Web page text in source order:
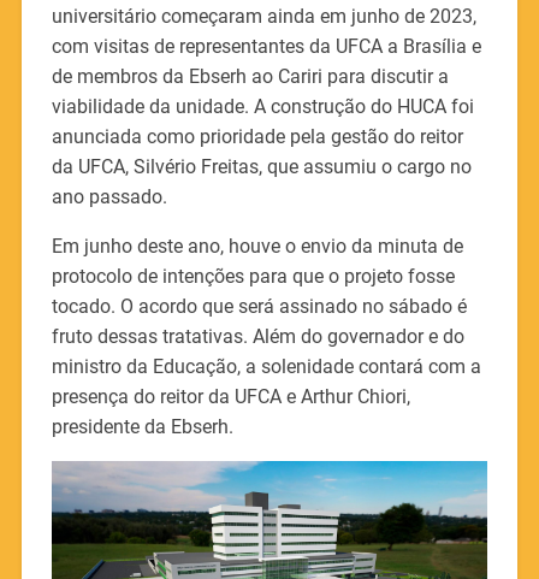
universitário começaram ainda em junho de 2023,
com visitas de representantes da UFCA a Brasília e
de membros da Ebserh ao Cariri para discutir a
viabilidade da unidade. A construção do HUCA foi
anunciada como prioridade pela gestão do reitor
da UFCA, Silvério Freitas, que assumiu o cargo no
ano passado.
Em junho deste ano, houve o envio da minuta de
protocolo de intenções para que o projeto fosse
tocado. O acordo que será assinado no sábado é
fruto dessas tratativas. Além do governador e do
ministro da Educação, a solenidade contará com a
presença do reitor da UFCA e Arthur Chiori,
presidente da Ebserh.